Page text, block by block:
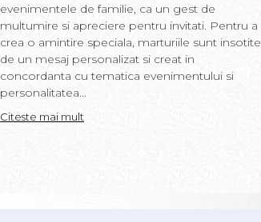
evenimentele de familie, ca un gest de
multumire si apreciere pentru invitati. Pentru a
crea o amintire speciala, marturiile sunt insotite
de un mesaj personalizat si creat in
concordanta cu tematica evenimentului si
personalitatea...
Citeste mai mult